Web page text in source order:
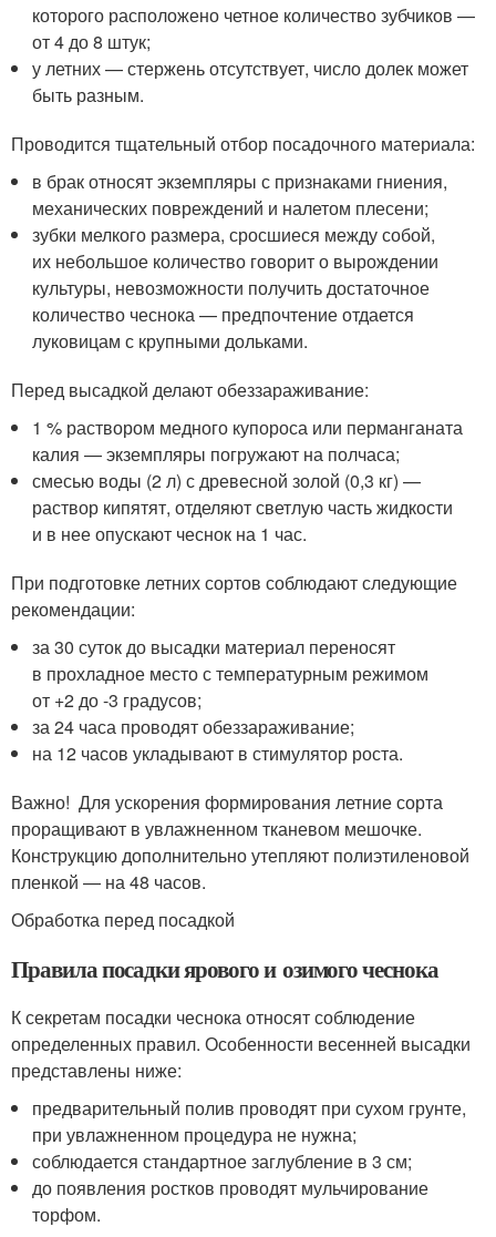
которого расположено четное количество зубчиков —
от 4 до 8 штук;
у летних — стержень отсутствует, число долек может
быть разным.
Проводится тщательный отбор посадочного материала:
в брак относят экземпляры с признаками гниения,
механических повреждений и налетом плесени;
зубки мелкого размера, сросшиеся между собой,
их небольшое количество говорит о вырождении
культуры, невозможности получить достаточное
количество чеснока — предпочтение отдается
луковицам с крупными дольками.
Перед высадкой делают обеззараживание:
1 % раствором медного купороса или перманганата
калия — экземпляры погружают на полчаса;
смесью воды (2 л) с древесной золой (0,3 кг) —
раствор кипятят, отделяют светлую часть жидкости
и в нее опускают чеснок на 1 час.
При подготовке летних сортов соблюдают следующие
рекомендации:
за 30 суток до высадки материал переносят
в прохладное место с температурным режимом
от +2 до -3 градусов;
за 24 часа проводят обеззараживание;
на 12 часов укладывают в стимулятор роста.
Важно! Для ускорения формирования летние сорта
проращивают в увлажненном тканевом мешочке.
Конструкцию дополнительно утепляют полиэтиленовой
пленкой — на 48 часов.
Обработка перед посадкой
Правила посадки ярового и озимого чеснока
К секретам посадки чеснока относят соблюдение
определенных правил. Особенности весенней высадки
представлены ниже:
предварительный полив проводят при сухом грунте,
при увлажненном процедура не нужна;
соблюдается стандартное заглубление в 3 см;
до появления ростков проводят мульчирование
торфом.